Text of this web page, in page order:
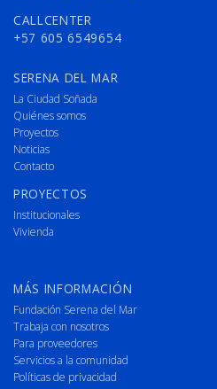
CALLCENTER
+57 605 6549654
SERENA DEL MAR
La Ciudad Soñada
Quiénes somos
Proyectos
Noticias
Contacto
PROYECTOS
Institucionales
Vivienda
MÁS INFORMACIÓN
Fundación Serena del Mar
Trabaja con nosotros
Para proveedores
Servicios a la comunidad
Políticas de privacidad